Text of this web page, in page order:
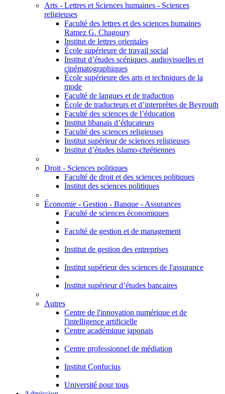
Arts - Lettres et Sciences humaines - Sciences
religieuses
Faculté des lettres et des sciences humaines
Ramez G. Chagoury
Institut de lettres orientales
École supérieure de travail social
Institut d’études scéniques, audiovisuelles et
cinématographiques
École supérieure des arts et techniques de la
mode
Faculté de langues et de traduction
École de traducteurs et d’interprètes de Beyrouth
Faculté des sciences de l’éducation
Institut libanais d’éducateurs
Faculté des sciences religieuses
Institut supérieur de sciences religieuses
Institut d’études islamo-chrétiennes
Droit - Sciences politiques
Faculté de droit et des sciences politiques
Institut des sciences politiques
Économie - Gestion - Banque - Assurances
Faculté de sciences économiques
Faculté de gestion et de management
Institut de gestion des entreprises
Institut supérieur des sciences de l'assurance
Institut supérieur d’études bancaires
Autres
Centre de l'innovation numérique et de
l'intelligence artificielle
Centre académique japonais
Centre professionnel de médiation
Institut Confucius
Université pour tous